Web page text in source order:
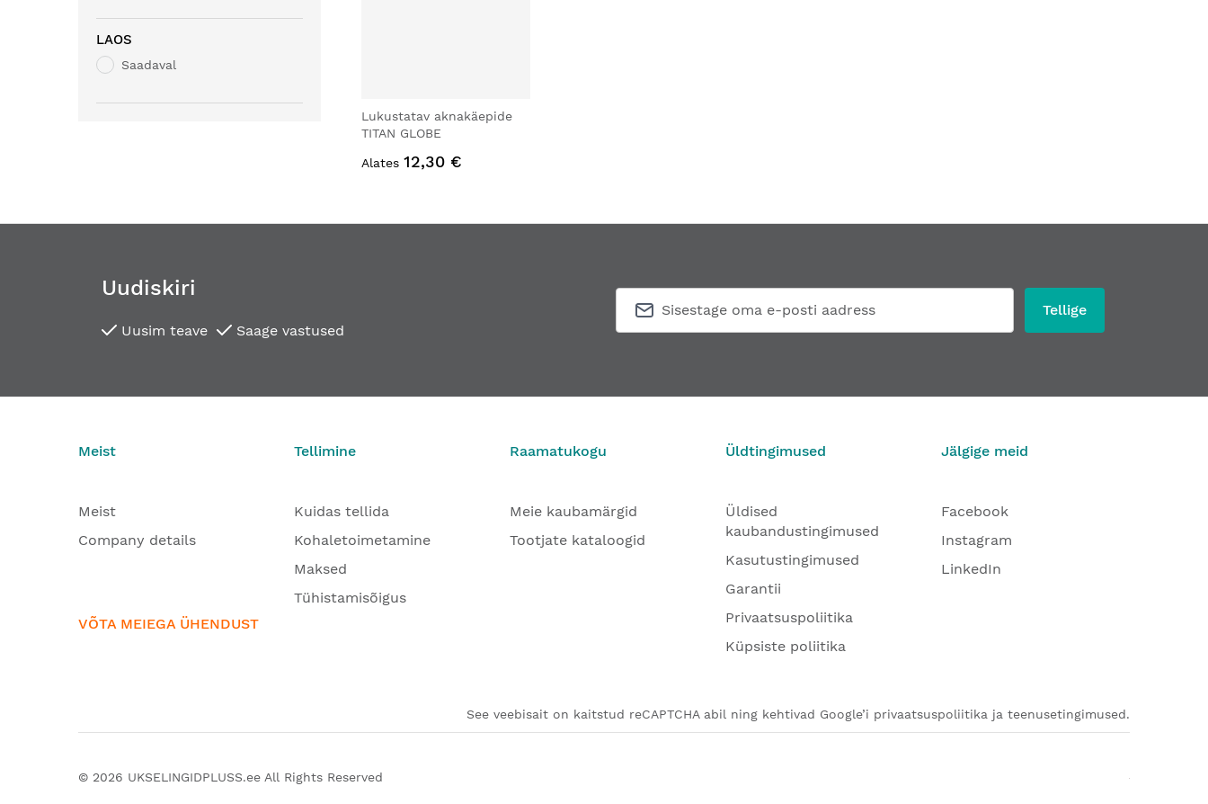
Lukustatav aknakäepide
TITAN GLOBE
Alates 12,30 €
LAOS
Saadaval
Uudiskiri
Uusim teave Saage vastused
Tellige
Meist
Meist
Company details
VÕTA MEIEGA ÜHENDUST
Tellimine
Kuidas tellida
Kohaletoimetamine
Maksed
Tühistamisõigus
Raamatukogu
Meie kaubamärgid
Tootjate kataloogid
Üldtingimused
Üldised
kaubandustingimused
Kasutustingimused
Garantii
Privaatsuspoliitika
Küpsiste poliitika
Jälgige meid
Facebook
Instagram
LinkedIn
See veebisait on kaitstud reCAPTCHA abil ning kehtivad Google’i privaatsuspoliitika ja teenusetingimused.
© 2026 UKSELINGIDPLUSS.ee All Rights Reserved